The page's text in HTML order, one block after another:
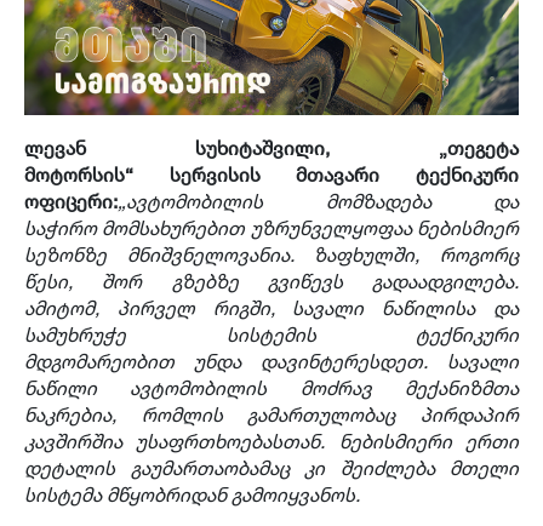
ლევან სუხიტაშვილი, „თეგეტა
მოტორსის“ სერვისის მთავარი ტექნიკური
ოფიცერი:„ავტომობილის მომზადება და
საჭირო მომსახურებით უზრუნველყოფაა ნებისმიერ
სეზონზე მნიშვნელოვანია. ზაფხულში, როგორც
წესი, შორ გზებზე გვიწევს გადაადგილება.
ამიტომ, პირველ რიგში, სავალი ნაწილისა და
სამუხრუჭე სისტემის ტექნიკური
მდგომარეობით უნდა დავინტერესდეთ. სავალი
ნაწილი ავტომობილის მოძრავ მექანიზმთა
ნაკრებია, რომლის გამართულობაც პირდაპირ
კავშირშია უსაფრთხოებასთან. ნებისმიერი ერთი
დეტალის გაუმართაობამაც კი შეიძლება მთელი
სისტემა მწყობრიდან გამოიყვანოს.